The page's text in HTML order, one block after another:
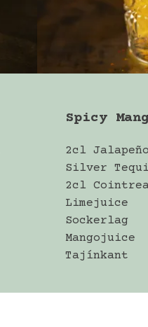
Spicy
2cl
Silver
2cl
Limejuice
Sockerlag
Mangojuice
Tajínkant